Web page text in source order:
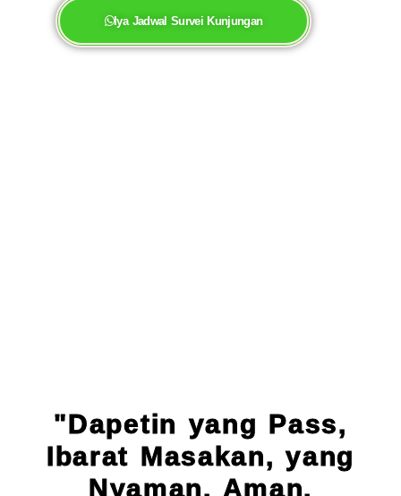
Iya Jadwal Survei Kunjungan
"Dapetin yang Pass,
Ibarat Masakan, yang
Nyaman, Aman,